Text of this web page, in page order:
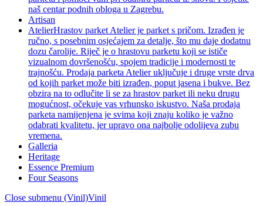
naš centar podnih obloga u Zagrebu.
Artisan
AtelierHrastov parket Atelier je parket s pričom. Izrađen je
ručno, s posebnim osjećajem za detalje, što mu daje dodatnu
dozu čarolije. Riječ je o hrastovu parketu koji se ističe
vizualnom dovršenošću, spojem tradicije i modernosti te
trajnošću. Prodaja parketa Atelier uključuje i druge vrste drva
od kojih parket može biti izrađen, poput jasena i bukve. Bez
obzira na to odlučite li se za hrastov parket ili neku drugu
mogućnost, očekuje vas vrhunsko iskustvo. Naša prodaja
parketa namijenjena je svima koji znaju koliko je važno
odabrati kvalitetu, jer upravo ona najbolje odolijeva zubu
vremena.
Galleria
Heritage
Essence Premium
Four Seasons
Close submenu (Vinil)Vinil